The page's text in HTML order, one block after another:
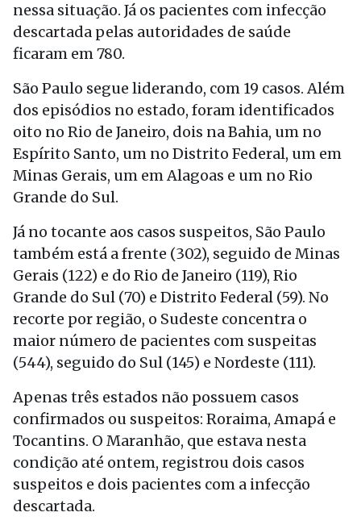
nessa situação. Já os pacientes com infecção
descartada pelas autoridades de saúde
ficaram em 780.
São Paulo segue liderando, com 19 casos. Além
dos episódios no estado, foram identificados
oito no Rio de Janeiro, dois na Bahia, um no
Espírito Santo, um no Distrito Federal, um em
Minas Gerais, um em Alagoas e um no Rio
Grande do Sul.
Já no tocante aos casos suspeitos, São Paulo
também está a frente (302), seguido de Minas
Gerais (122) e do Rio de Janeiro (119), Rio
Grande do Sul (70) e Distrito Federal (59). No
recorte por região, o Sudeste concentra o
maior número de pacientes com suspeitas
(544), seguido do Sul (145) e Nordeste (111).
Apenas três estados não possuem casos
confirmados ou suspeitos: Roraima, Amapá e
Tocantins. O Maranhão, que estava nesta
condição até ontem, registrou dois casos
suspeitos e dois pacientes com a infecção
descartada.